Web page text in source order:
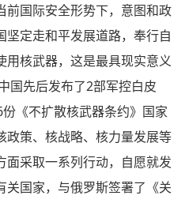
前国际安全形势下，意图和政
定走和平发展道路，奉行自
用核武器，这是最具现实意义
国先后发布了2部军控白皮
《不扩散核武器条约》国家
政策、核战略、核力量发展等
采取一系列行动，自愿就发
国家，与俄罗斯签署了《关